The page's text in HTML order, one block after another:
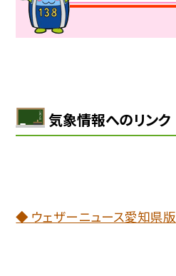
気象情報へのリンク
◆ ウェザーニュース愛知県版